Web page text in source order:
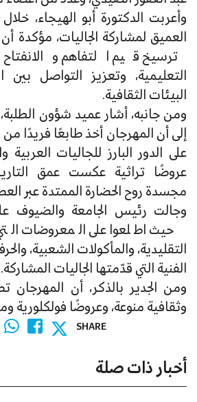
وأعربت الدكتورة أبو الهيجاء،
العميق لمشاركة الجاليات، مؤكدة
ترسيخ قيم التفاهم والانفتاح
التعليمية، وتعزيز التواصل
البيئات الثقافية.
ومن جانبه، أشار عميد شؤون
إلى أن المهرجان أخذ طابعًا فريدًا من
على الدور البارز للجاليات العربية
عروضًا تراثية عكست عمق
مجسدة روح الحضارة الممتدة عبر
وجالت رئيس الجامعة والضيوف على
حيث اطلعوا على المعروضات
التقليدية، والمأكولات الشعبية،
الفنية التي قدّمتها الجاليات المشاركة.
ومن الجدير بالذكر، أن المهرجان
وثقافية منوعة، وعروضًا فولكلورية
SHARE
أخبار ذات صلة